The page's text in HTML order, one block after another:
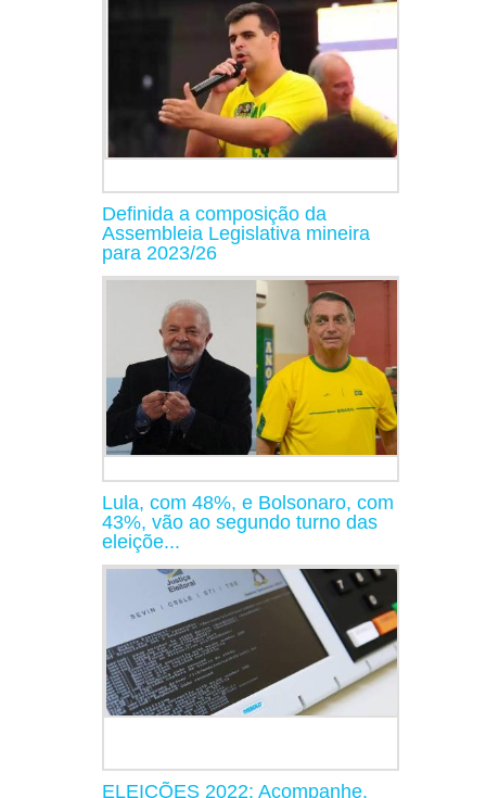
Definida a composição da
Assembleia Legislativa mineira
para 2023/26
Lula, com 48%, e Bolsonaro, com
43%, vão ao segundo turno das
eleiçõe...
ELEIÇÕES 2022: Acompanhe,